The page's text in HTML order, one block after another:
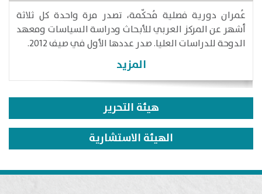
عُمران دورية فصلية مُحكّمة، تصدر مرة واحدة كل ثلاثة
أشهر عن المركز العربي للأبحاث ودراسة السياسات ومعهد
الدوحة للدراسات العليا. صدر عددها الأول في صيف 2012.
المزيد
هيئة التحرير
الهيئة الاستشارية